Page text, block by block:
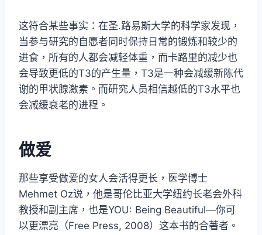
这符合某些事实：在圣.路易斯大学的科学家发现，
当参与研究的自愿者同时保持日常的锻炼和较少的
进食，所有的人都会减轻体重，而卡路里的减少也
会导致更低的T3的产生量，T3是一种会减缓新陈代
谢的甲状腺激素。而研究人员相信越低的T3水平也
会减缓衰老的进程。
做爱
那些享受做爱的女人会活得更长，医学博士
Mehmet Oz说，他是哥伦比亚大学纽约长老会外科
教授和副主席，也是YOU: Being Beautiful—你可
以更漂亮（Free Press, 2008）这本书的合著者。